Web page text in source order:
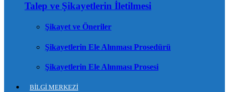
Talep ve Şikayetlerin İletilmesi
Şikayet ve Öneriler
Şikayetlerin Ele Alınması Prosedürü
Şikayetlerin Ele Alınması Prosesi
BİLGİ MERKEZİ